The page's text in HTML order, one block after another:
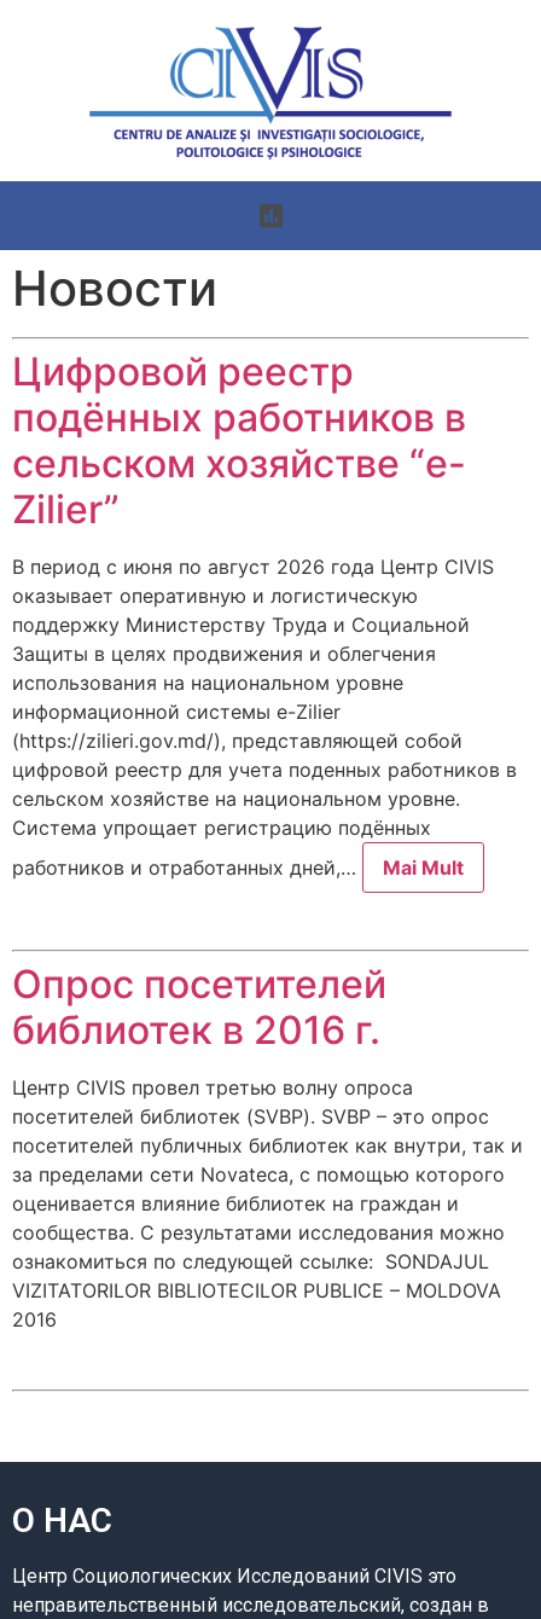
Новости
Цифровой реестр
подённых работников в
сельском хозяйстве “e-
Zilier”
В период с июня по август 2026 года Центр CIVIS
оказывает оперативную и логистическую
поддержку Министерству Труда и Социальной
Защиты в целях продвижения и облегчения
использования на национальном уровне
информационной системы e-Zilier
(https://zilieri.gov.md/), представляющей собой
цифровой реестр для учета поденных работников в
сельском хозяйстве на национальном уровне.
Система упрощает регистрацию подённых
работников и отработанных дней,…
Mai Mult
Опрос посетителей
библиотек в 2016 г.
Центр CIVIS провел третью волну опроса
посетителей библиотек (SVBP). SVBP – это опрос
посетителей публичных библиотек как внутри, так и
за пределами сети Novateca, с помощью которого
оценивается влияние библиотек на граждан и
сообщества. С результатами исследования можно
ознакомиться по следующей ссылке: SONDAJUL
VIZITATORILOR BIBLIOTECILOR PUBLICE – MOLDOVA
2016
О НАС
Центр Социологических Исследований CIVIS это
неправительственный исследовательский, создан в